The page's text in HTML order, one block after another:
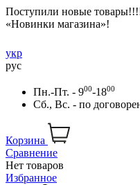
Поступили новые
«Новинки магазина»!
укр
рус
Пн.-Пт. - 900-1800
Сб., Вс. - по
Корзина
Сравнение
Нет товаров
Избранное